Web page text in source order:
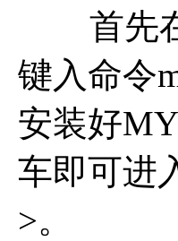
首先在
键入命令
安装好
车即可进
>。